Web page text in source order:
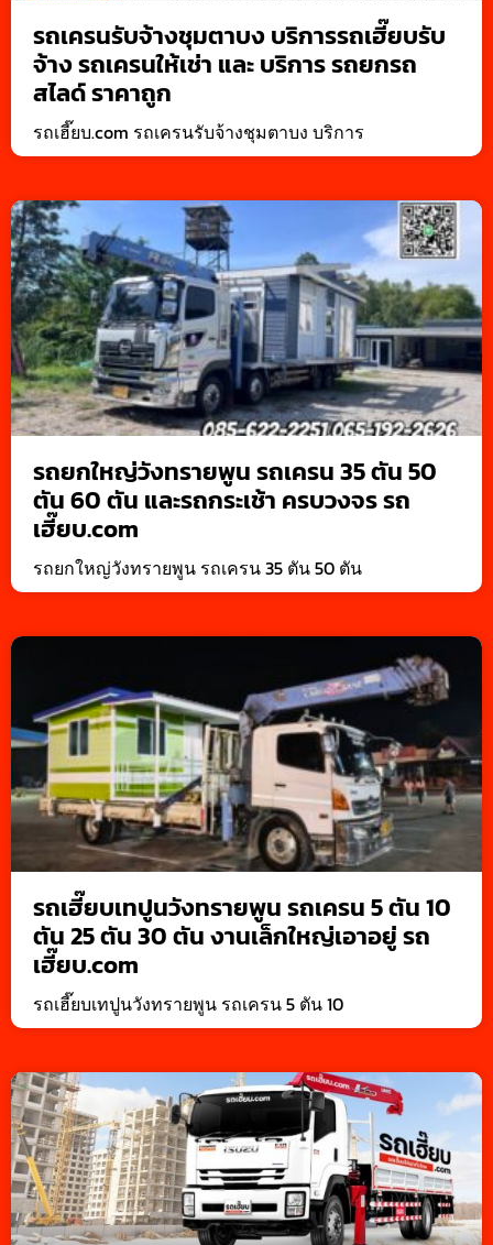
รถเครนรับจ้างชุมตาบง บริการรถเฮี๊ยบรับ
จ้าง รถเครนให้เช่า และ บริการ รถยกรถ
สไลด์ ราคาถูก
รถเฮี๊ยบ.com รถเครนรับจ้างชุมตาบง บริการ
รถยกใหญ่วังทรายพูน รถเครน 35 ตัน 50
ตัน 60 ตัน และรถกระเช้า ครบวงจร รถ
เฮี๊ยบ.com
รถยกใหญ่วังทรายพูน รถเครน 35 ตัน 50 ตัน
รถเฮี๊ยบเทปูนวังทรายพูน รถเครน 5 ตัน 10
ตัน 25 ตัน 30 ตัน งานเล็กใหญ่เอาอยู่ รถ
เฮี๊ยบ.com
รถเฮี๊ยบเทปูนวังทรายพูน รถเครน 5 ตัน 10